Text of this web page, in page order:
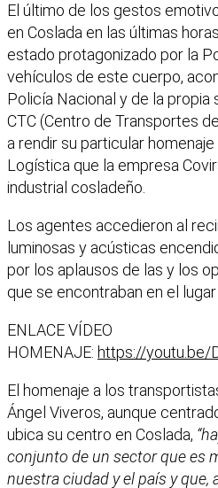
El último de los gestos
en Coslada en las últimas
estado protagonizado por la
vehículos de este cuerpo,
Policía Nacional y de la propia
CTC (Centro de Transportes
a rendir su particular
Logística que la empresa
industrial cosladeño.
Los agentes accedieron al
luminosas y acústicas
por los aplausos de las y los
que se encontraban en el
ENLACE VÍDEO
HOMENAJE: https://youtu.be/
El homenaje a los
Ángel Viveros, aunque
ubica su centro en Coslada,
conjunto de un sector que es
nuestra ciudad y el país y que,